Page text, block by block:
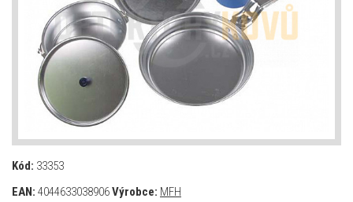
Kód: 33353
EAN: 4044633038906Výrobce: MFH